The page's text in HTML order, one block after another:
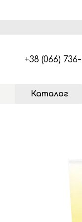
+38 (066)
Каталог